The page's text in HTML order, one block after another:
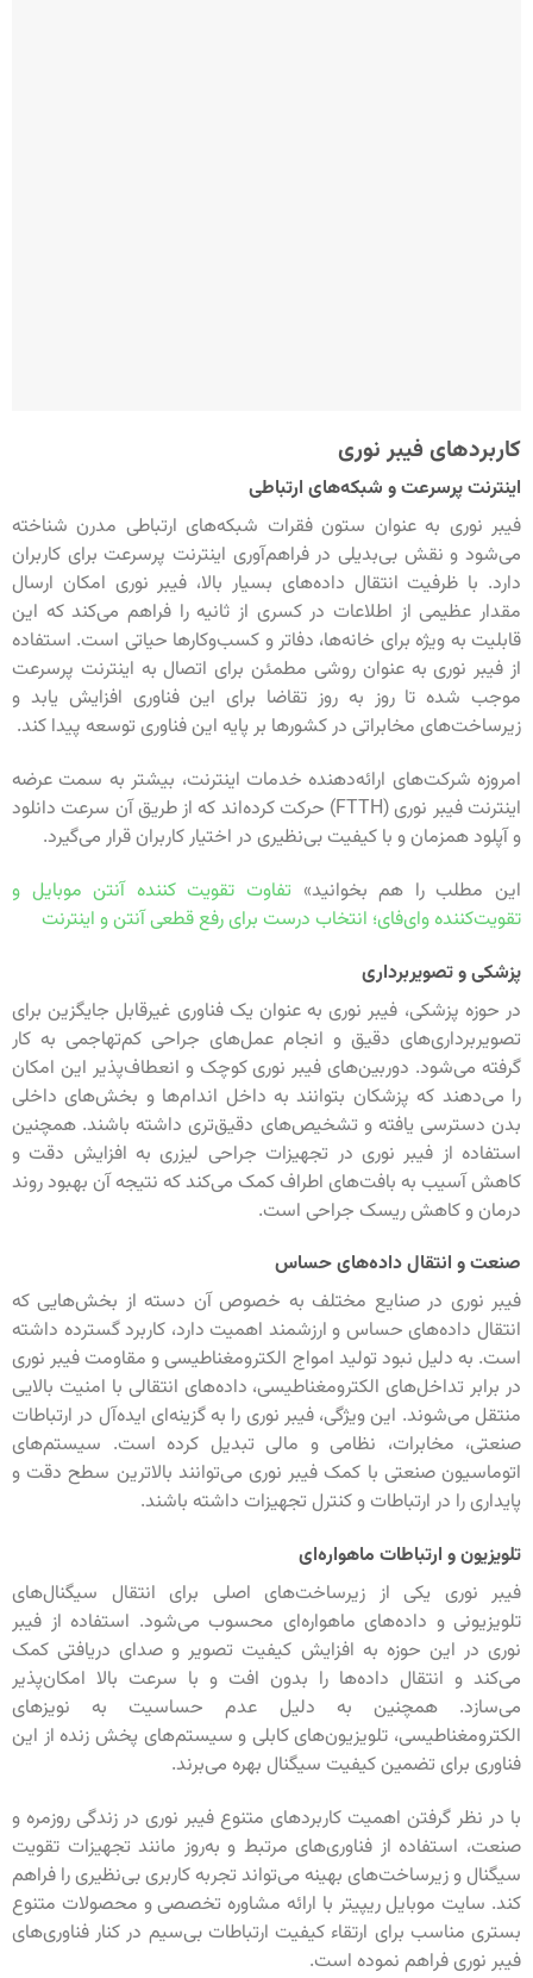
کاربردهای فیبر نوری
اینترنت پرسرعت و شبکه‌های ارتباطی
فیبر نوری به عنوان ستون فقرات شبکه‌های ارتباطی مدرن شناخته
می‌شود و نقش بی‌بدیلی در فراهم‌آوری اینترنت پرسرعت برای کاربران
دارد. با ظرفیت انتقال داده‌های بسیار بالا، فیبر نوری امکان ارسال
مقدار عظیمی از اطلاعات در کسری از ثانیه را فراهم می‌کند که این
قابلیت به ویژه برای خانه‌ها، دفاتر و کسب‌وکارها حیاتی است. استفاده
از فیبر نوری به عنوان روشی مطمئن برای اتصال به اینترنت پرسرعت
موجب شده تا روز به روز تقاضا برای این فناوری افزایش یابد و
زیرساخت‌های مخابراتی در کشورها بر پایه این فناوری توسعه پیدا کند.
امروزه شرکت‌های ارائه‌دهنده خدمات اینترنت، بیشتر به سمت عرضه
اینترنت فیبر نوری (FTTH) حرکت کرده‌اند که از طریق آن سرعت دانلود
و آپلود همزمان و با کیفیت بی‌نظیری در اختیار کاربران قرار می‌گیرد.
این مطلب را هم بخوانید» تفاوت تقویت کننده آنتن موبایل و
تقویت‌کننده وای‌فای؛ انتخاب درست برای رفع قطعی آنتن و اینترنت
پزشکی و تصویربرداری
در حوزه پزشکی، فیبر نوری به عنوان یک فناوری غیرقابل جایگزین برای
تصویربرداری‌های دقیق و انجام عمل‌های جراحی کم‌تهاجمی به کار
گرفته می‌شود. دوربین‌های فیبر نوری کوچک و انعطاف‌پذیر این امکان
را می‌دهند که پزشکان بتوانند به داخل اندام‌ها و بخش‌های داخلی
بدن دسترسی یافته و تشخیص‌های دقیق‌تری داشته باشند. همچنین
استفاده از فیبر نوری در تجهیزات جراحی لیزری به افزایش دقت و
کاهش آسیب به بافت‌های اطراف کمک می‌کند که نتیجه آن بهبود روند
درمان و کاهش ریسک جراحی است.
صنعت و انتقال داده‌های حساس
فیبر نوری در صنایع مختلف به خصوص آن دسته از بخش‌هایی که
انتقال داده‌های حساس و ارزشمند اهمیت دارد، کاربرد گسترده داشته
است. به دلیل نبود تولید امواج الکترومغناطیسی و مقاومت فیبر نوری
در برابر تداخل‌های الکترومغناطیسی، داده‌های انتقالی با امنیت بالایی
منتقل می‌شوند. این ویژگی، فیبر نوری را به گزینه‌ای ایده‌آل در ارتباطات
صنعتی، مخابرات، نظامی و مالی تبدیل کرده است. سیستم‌های
اتوماسیون صنعتی با کمک فیبر نوری می‌توانند بالاترین سطح دقت و
پایداری را در ارتباطات و کنترل تجهیزات داشته باشند.
تلویزیون و ارتباطات ماهواره‌ای
فیبر نوری یکی از زیرساخت‌های اصلی برای انتقال سیگنال‌های
تلویزیونی و داده‌های ماهواره‌ای محسوب می‌شود. استفاده از فیبر
نوری در این حوزه به افزایش کیفیت تصویر و صدای دریافتی کمک
می‌کند و انتقال داده‌ها را بدون افت و با سرعت بالا امکان‌پذیر
می‌سازد. همچنین به دلیل عدم حساسیت به نویزهای
الکترومغناطیسی، تلویزیون‌های کابلی و سیستم‌های پخش زنده از این
فناوری برای تضمین کیفیت سیگنال بهره می‌برند.
با در نظر گرفتن اهمیت کاربردهای متنوع فیبر نوری در زندگی روزمره و
صنعت، استفاده از فناوری‌های مرتبط و به‌روز مانند تجهیزات تقویت
سیگنال و زیرساخت‌های بهینه می‌تواند تجربه کاربری بی‌نظیری را فراهم
کند. سایت موبایل ریپیتر با ارائه مشاوره تخصصی و محصولات متنوع
بستری مناسب برای ارتقاء کیفیت ارتباطات بی‌سیم در کنار فناوری‌های
فیبر نوری فراهم نموده است.